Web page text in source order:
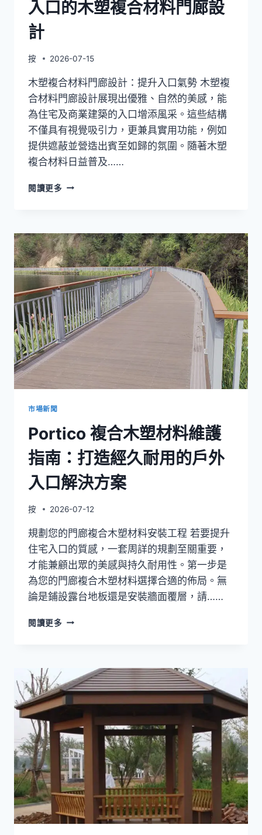
入口的木塑複合材料門廊設
計
按 2026-07-15
木塑複合材料門廊設計：提升入口氣勢 木塑複
合材料門廊設計展現出優雅、自然的美感，能
為住宅及商業建築的入口增添風采。這些結構
不僅具有視覺吸引力，更兼具實用功能，例如
提供遮蔽並營造出賓至如歸的氛圍。隨著木塑
複合材料日益普及……
閱讀更多 適
代
住
宅
及
商
業
建
築
入
口
料
廊
計
市場新聞
Portico 複合木塑材料維護
指南：打造經久耐用的戶外
入口解決方案
按 2026-07-12
規劃您的門廊複合木塑材料安裝工程 若要提升
住宅入口的質感，一套周詳的規劃至關重要，
才能兼顧出眾的美感與持久耐用性。第一步是
為您的門廊複合木塑材料選擇合適的佈局。無
論是鋪設露台地板還是安裝牆面覆層，請……
閱讀更多 PORTICO
材
料
維
護
指
南：
打
造
經
久
耐
用